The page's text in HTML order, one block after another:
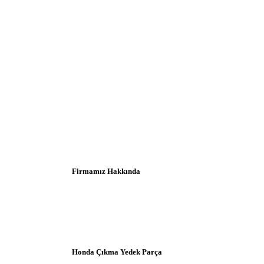
Firmamız Hakkında
Honda Çıkma Yedek Parça